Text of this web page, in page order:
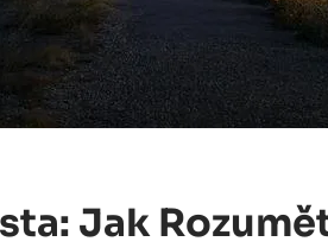
Jak